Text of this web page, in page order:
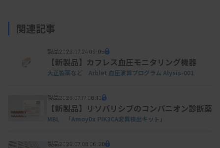
SOLTIMO-M
関連記事
製品2026.07.24 06:05
【新製品】カフレス血圧モニタリング機器
大正製薬など Arblet 血圧演算プログラム Alysis-001
製品2026.07.17 06:10
【新製品】リソバリシブのコンパニオン診断薬
MBL 「AmoyDx PIK3CA変異検出キット」
製品2026.07.08 06:20